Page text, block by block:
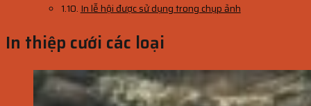
In lễ hội được sử dụng trong chụp ảnh
In thiệp cưới các loại